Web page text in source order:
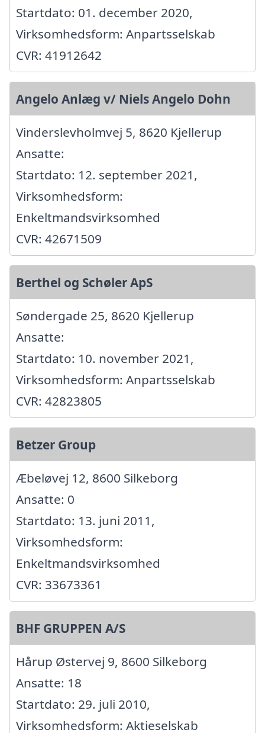
Startdato: 01. december 2020,
Virksomhedsform: Anpartsselskab
CVR: 41912642
Angelo Anlæg v/ Niels Angelo Dohn
Vinderslevholmvej 5, 8620 Kjellerup
Ansatte:
Startdato: 12. september 2021,
Virksomhedsform:
Enkeltmandsvirksomhed
CVR: 42671509
Berthel og Schøler ApS
Søndergade 25, 8620 Kjellerup
Ansatte:
Startdato: 10. november 2021,
Virksomhedsform: Anpartsselskab
CVR: 42823805
Betzer Group
Æbeløvej 12, 8600 Silkeborg
Ansatte: 0
Startdato: 13. juni 2011,
Virksomhedsform:
Enkeltmandsvirksomhed
CVR: 33673361
BHF GRUPPEN A/S
Hårup Østervej 9, 8600 Silkeborg
Ansatte: 18
Startdato: 29. juli 2010,
Virksomhedsform: Aktieselskab